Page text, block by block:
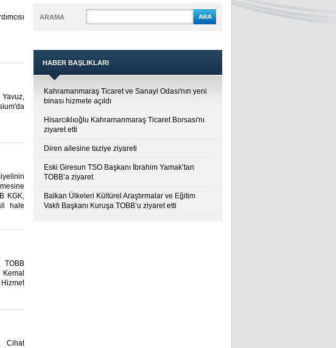
KGK,
hale
TOBB
Cihat
ARAMA
HABER BAŞLIKLARI
Kahramanmaraş Ticaret ve Sanayi Odası'nın yeni
binası hizmete açıldı
Hisarcıklıoğlu Kahramanmaraş Ticaret Borsası'nı
ziyaret etti
Diren ailesine taziye ziyareti
Eski Giresun TSO Başkanı İbrahim Yamak’tan
TOBB’a ziyaret
Balkan Ülkeleri Kültürel Araştırmalar ve Eğitim
Vakfı Başkanı Kuruşa TOBB’u ziyaret etti